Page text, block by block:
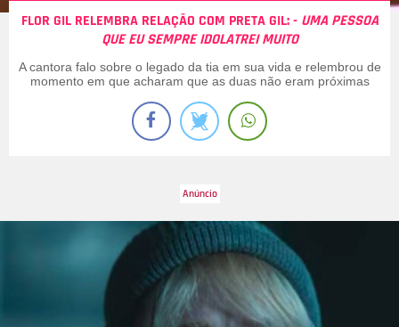
FLOR GIL RELEMBRA RELAÇÃO COM PRETA GIL: - UMA PESSOA
QUE EU SEMPRE IDOLATREI MUITO
A cantora falo sobre o legado da tia em sua vida e relembrou de
momento em que acharam que as duas não eram próximas